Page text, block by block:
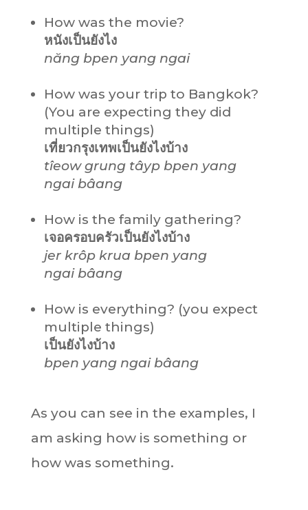
How was the movie?
หนังเป็นยังไง
năng bpen yang ngai
How was your trip to Bangkok?
(You are expecting they did
multiple things)
เที่ยวกรุงเทพเป็นยังไงบ้าง
tîeow grung tâyp bpen yang
ngai bâang
How is the family gathering?
เจอครอบครัวเป็นยังไงบ้าง
jer krôp krua bpen yang
ngai bâang
How is everything? (you expect
multiple things)
เป็นยังไงบ้าง
bpen yang ngai bâang
As you can see in the examples, I
am asking how is something or
how was something.